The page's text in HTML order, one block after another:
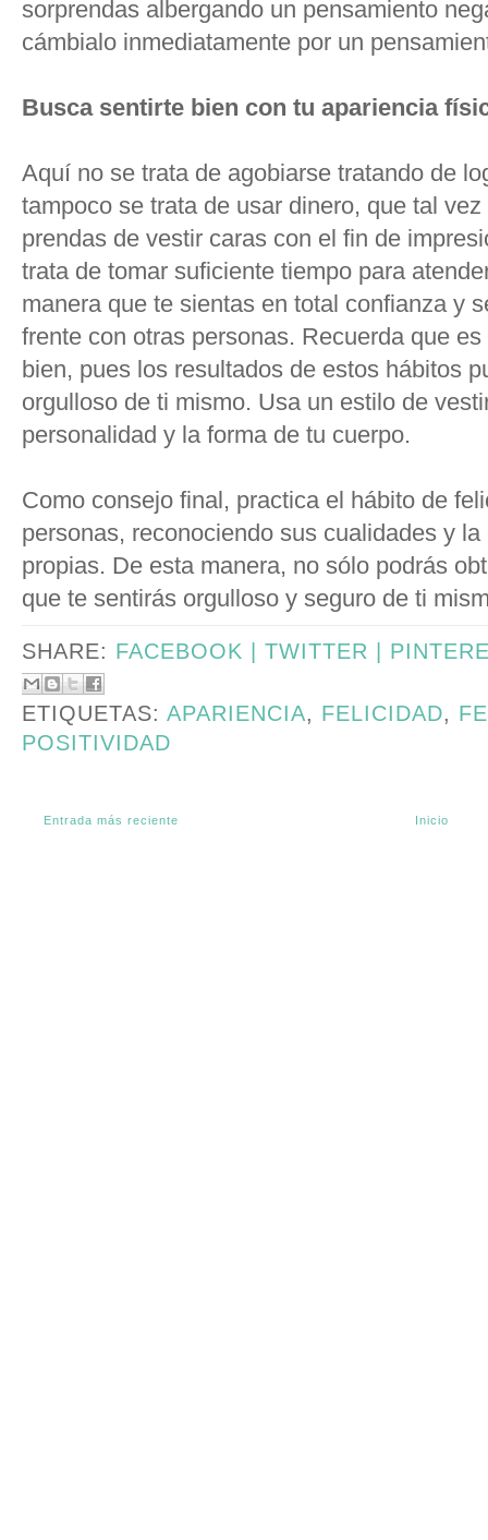
sorprendas albergando un pensamiento
cámbialo inmediatamente por un
Busca sentirte bien con tu apariencia
Aquí no se trata de agobiarse tratando de
tampoco se trata de usar dinero, que tal
prendas de vestir caras con el fin de
trata de tomar suficiente tiempo para
manera que te sientas en total confianza y
frente con otras personas. Recuerda que
bien, pues los resultados de estos hábitos
orgulloso de ti mismo. Usa un estilo de
personalidad y la forma de tu cuerpo.
Como consejo final, practica el hábito de
personas, reconociendo sus cualidades y
propias. De esta manera, no sólo podrás
que te sentirás orgulloso y seguro de ti
SHARE: FACEBOOK | TWITTER |
ETIQUETAS: APARIENCIA, FELICIDAD,
POSITIVIDAD
Entrada más reciente Inicio